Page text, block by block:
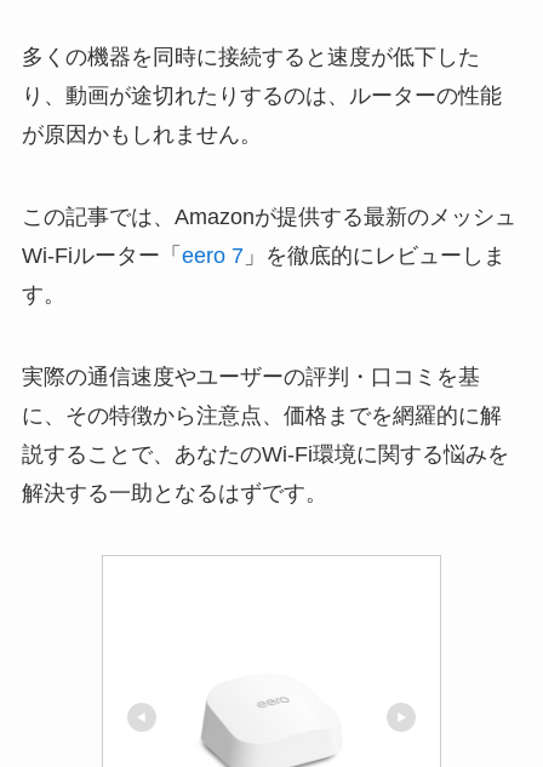
多くの機器を同時に接続すると速度が低下した
り、動画が途切れたりするのは、ルーターの性能
が原因かもしれません。
この記事では、Amazonが提供する最新のメッシュ
Wi-Fiルーター「 eero 7」を徹底的にレビューしま
す。
実際の通信速度やユーザーの評判・口コミを基
に、その特徴から注意点、価格までを網羅的に解
説することで、あなたのWi-Fi環境に関する悩みを
解決する一助となるはずです。